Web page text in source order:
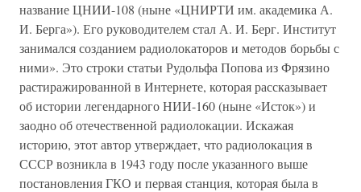
название ЦНИИ-108 (ныне «ЦНИРТИ им. академика А.
И. Берга»). Его руководителем стал А. И. Берг. Институт
занимался созданием радиолокаторов и методов борьбы с
ними». Это строки статьи Рудольфа Попова из Фрязино
растиражированной в Интернете, которая рассказывает
об истории легендарного НИИ-160 (ныне «Исток») и
заодно об отечественной радиолокации. Искажая
историю, этот автор утверждает, что радиолокация в
СССР возникла в 1943 году после указанного выше
постановления ГКО и первая станция, которая была в